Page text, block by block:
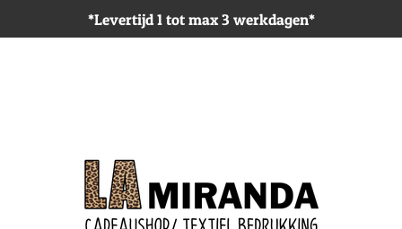
*Levertijd 1 tot max 3 werkdagen*